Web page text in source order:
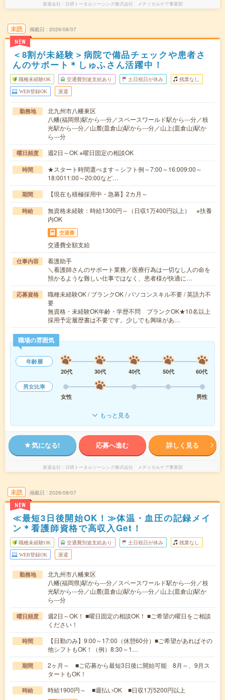
派遣会社 日研トータルソーシング株式会社 メディカルケア事業部
未読
NEW
掲載日 2026/08/07
＜8割が未経験＞病院で備品チェックや患者さ
んのサポート＊しゅふさん活躍中！
職種未経験OK 交通費別途支給あり 土日祝日が休み 残業なし
WEB登録OK 派遣
勤務地
北九州市八幡東区
八幡(福岡県)駅から---分／スペースワールド駅から---分／枝
光駅から---分／山麓(皿倉山)駅から---分／山上(皿倉山)駅か
ら---分
曜日頻度 週2日～OK ※曜日固定の相談OK
時間
★スタート時間選べます～シフト例～7:00～16:009:00～
18:0011:00～20:00など…
期間 【現在も積極採用中・急募】2カ月～
時給
無資格未経験：時給1300円～（日収1万400円以上） ※扶養
内OK
交通費
交通費全額支給
仕事内容
看護助手
＼看護師さんのサポート業務／医療行為は一切なし人の命を
預かるような難しい仕事ではなく、患者様が快適に…
応募資格
職種未経験OK / ブランクOK / パソコンスキル不要 / 英語力不
要
無資格・未経験OK年齢・学歴不問 ブランクOK★10名以上
採用予定履歴書は不要です。少しでも興味があ…
職場の雰囲気
年齢層
20代
30代 40代 50代
60代
男女比率
女性
男性
もっと見る
気になる! 応募へ進む 詳しく見る
派遣会社 日研トータルソーシング株式会社 メディカルケア事業部
未読
NEW
掲載日 2026/08/07
≪最短3日後開始OK！≫体温・血圧の記録メイ
ン＊看護師資格で高収入Get！
職種未経験OK 交通費別途支給あり 土日祝日が休み 残業なし
WEB登録OK 派遣
勤務地
北九州市八幡東区
八幡(福岡県)駅から---分／スペースワールド駅から---分／枝
光駅から---分／山麓(皿倉山)駅から---分／山上(皿倉山)駅か
ら---分
曜日頻度
週2日～OK！ ■曜日固定の相談OK！ ■ご希望の曜日をご相談
ください！
時間
【日勤のみ】9:00～17:00（休憩60分）■ご希望があればその
他シフトもOK！（例）8:30～1…
期間
2ヶ月～ ■ご応募から最短3日後に開始可能 8月～、9月ス
タートもOK！
時給 時給1900円～ ■週払いOK ■日収1万5200円以上